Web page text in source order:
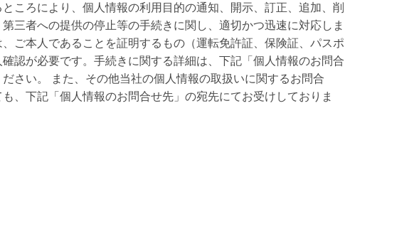
ころにより、個人情報の利用目的の通知、開示、訂正、追加、削
三者への提供の停止等の手続きに関し、適切かつ迅速に対応しま
ご本人であることを証明するもの（運転免許証、保険証、パスポ
認が必要です。手続きに関する詳細は、下記「個人情報のお問合
さい。 また、その他当社の個人情報の取扱いに関するお問合
、下記「個人情報のお問合せ先」の宛先にてお受けしておりま